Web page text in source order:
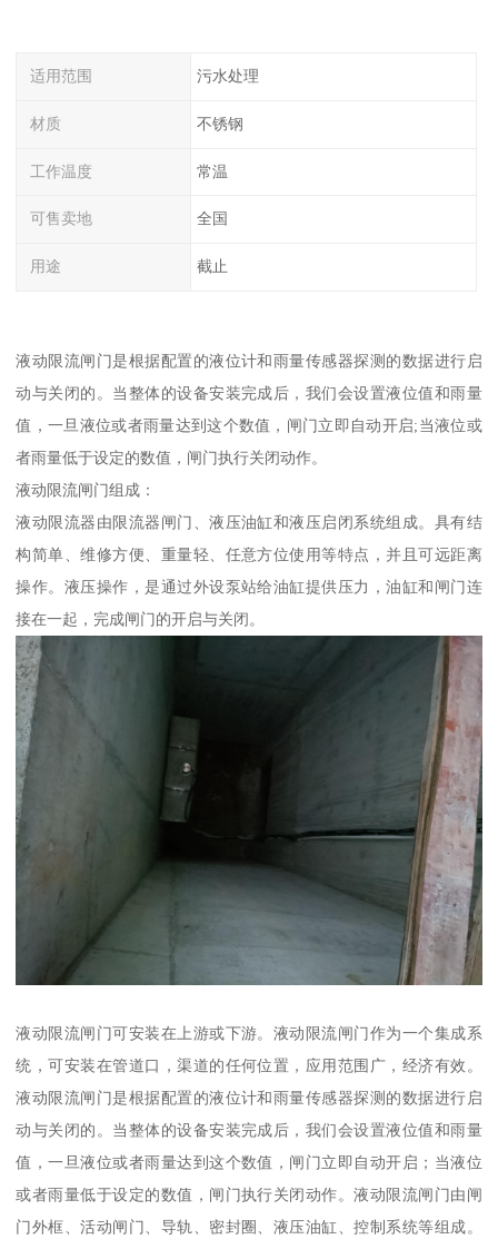
适用范围 污水处理
材质 不锈钢
工作温度 常温
可售卖地 全国
用途 截止
液动限流闸门是根据配置的液位计和雨量传感器探测的数据进行启
动与关闭的。当整体的设备安装完成后，我们会设置液位值和雨量
值，一旦液位或者雨量达到这个数值，闸门立即自动开启;当液位或
者雨量低于设定的数值，闸门执行关闭动作。
液动限流闸门组成：
液动限流器由限流器闸门、液压油缸和液压启闭系统组成。具有结
构简单、维修方便、重量轻、任意方位使用等特点，并且可远距离
操作。液压操作，是通过外设泵站给油缸提供压力，油缸和闸门连
接在一起，完成闸门的开启与关闭。
液动限流闸门可安装在上游或下游。液动限流闸门作为一个集成系
统，可安装在管道口，渠道的任何位置，应用范围广，经济有效。
液动限流闸门是根据配置的液位计和雨量传感器探测的数据进行启
动与关闭的。当整体的设备安装完成后，我们会设置液位值和雨量
值，一旦液位或者雨量达到这个数值，闸门立即自动开启；当液位
或者雨量低于设定的数值，闸门执行关闭动作。液动限流闸门由闸
门外框、活动闸门、导轨、密封圈、液压油缸、控制系统等组成。